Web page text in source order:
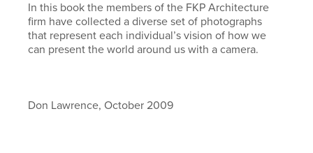
In this book the members of the FKP Architecture
firm have collected a diverse set of photographs
that represent each individual’s vision of how we
can present the world around us with a camera.
Don Lawrence, October 2009